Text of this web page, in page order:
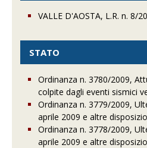
VALLE D'AOSTA, L.R. n.
STATO
Ordinanza n. 3780/2009,
colpite dagli eventi sismici
Ordinanza n. 3779/2009,
aprile 2009 e altre
Ordinanza n. 3778/2009,
aprile 2009 e altre